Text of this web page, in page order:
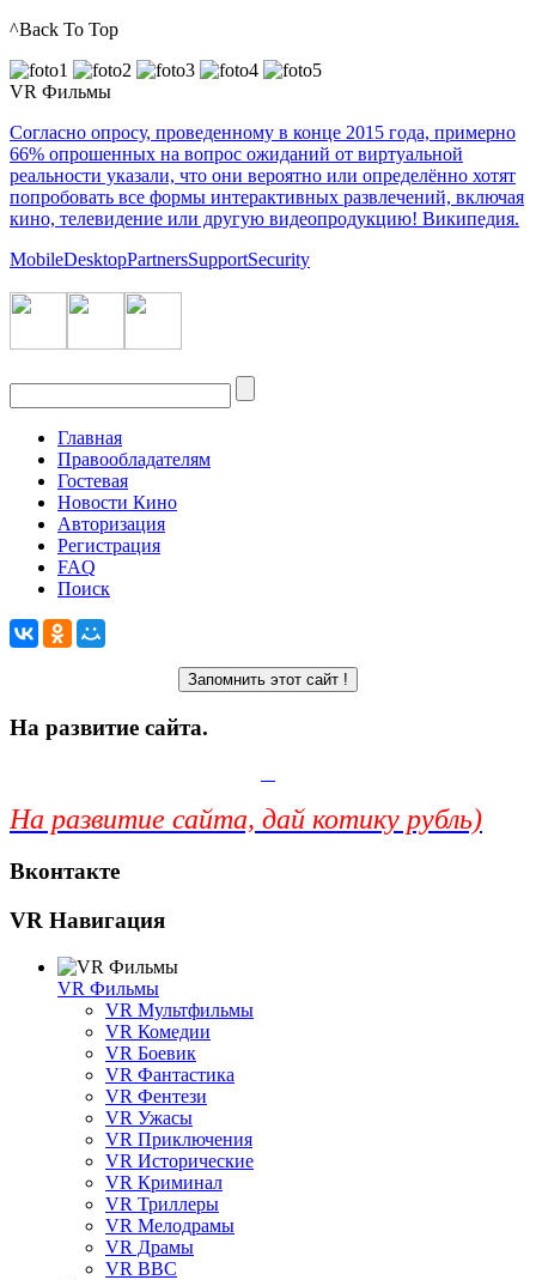
^Back To Top
VR Фильмы
Согласно опросу, проведенному в конце 2015 года, примерно
66% опрошенных на вопрос ожиданий от виртуальной
реальности указали, что они вероятно или определённо хотят
попробовать все формы интерактивных развлечений, включая
кино, телевидение или другую видеопродукцию! Википедия.
MobileDesktopPartnersSupportSecurity
Главная
Правообладателям
Гостевая
Новости Кино
Авторизация
Регистрация
FAQ
Поиск
На развитие сайта.
На развитие сайта, дай котику рубль)
Вконтакте
VR Навигация
VR Фильмы
VR Мультфильмы
VR Комедии
VR Боевик
VR Фантастика
VR Фентези
VR Ужасы
VR Приключения
VR Исторические
VR Криминал
VR Триллеры
VR Мелодрамы
VR Драмы
VR BBC